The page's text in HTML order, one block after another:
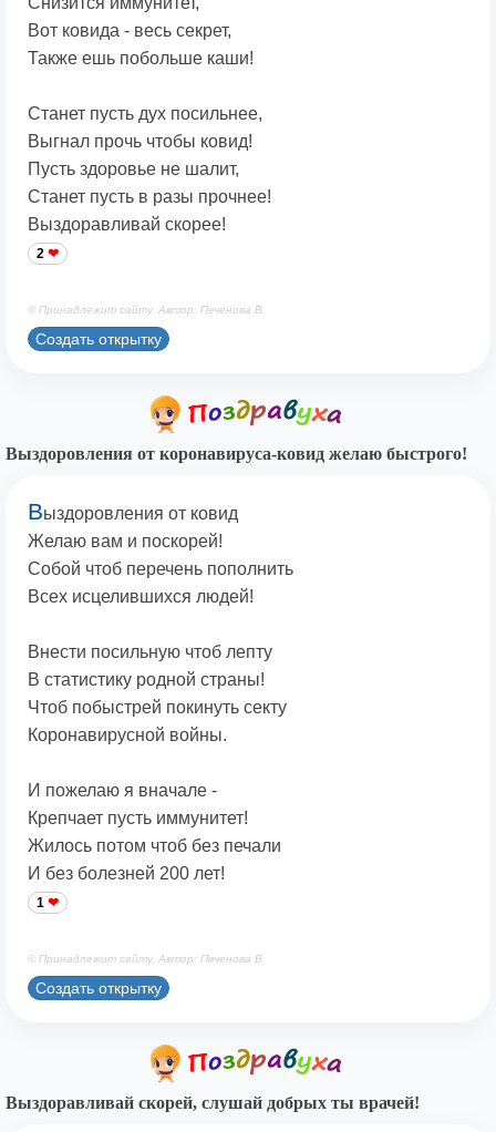
Вот ковида - весь секрет,
Также ешь побольше каши!
Станет пусть дух посильнее,
Выгнал прочь чтобы ковид!
Пусть здоровье не шалит,
Станет пусть в разы прочнее!
Выздоравливай скорее!
2
© Принадлежит сайту. Автор: Печенова В.
Создать открытку
Выздоровления от коронавируса-ковид желаю быстрого!
Выздоровления от ковид
Желаю вам и поскорей!
Собой чтоб перечень пополнить
Всех исцелившихся людей!
Внести посильную чтоб лепту
В статистику родной страны!
Чтоб побыстрей покинуть секту
Коронавирусной войны.
И пожелаю я вначале -
Крепчает пусть иммунитет!
Жилось потом чтоб без печали
И без болезней 200 лет!
1
© Принадлежит сайту. Автор: Печенова В.
Создать открытку
Выздоравливай скорей, слушай добрых ты врачей!